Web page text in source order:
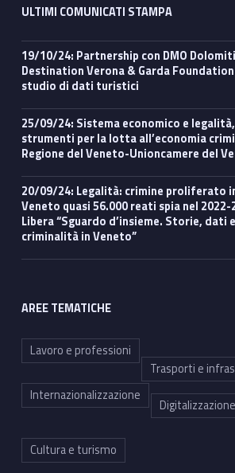
ULTIMI COMUNICATI STAMPA
19/10/24: Partnership con DMO Dolomiti Bellunesi e
Destination Verona & Garda
studio di dati turistici
25/09/24: Sistema economico e legalità, regole e
strumenti per la lotta all’economia
Regione del Veneto-Unioncamere del
20/09/24: Legalità: crimine proliferato in pandemia, in
Veneto quasi 56.000 reati spia nel 2022-
Libera “Sguardo d’insieme. Storie, dati
criminalità in Veneto”
AREE TEMATICHE
Lavoro e professioni
Trasporti e
Internazionalizzazione
Digitalizzazione
Cultura e turismo